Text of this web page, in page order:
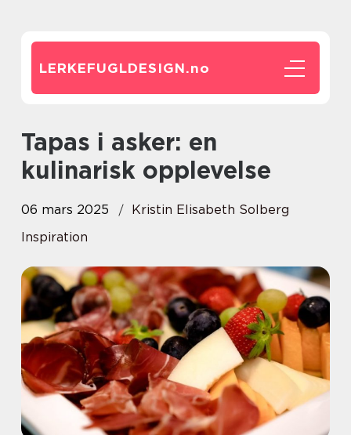
LERKEFUGLDESIGN.no
Tapas i asker: en
kulinarisk opplevelse
06 mars 2025
Kristin Elisabeth Solberg
Inspiration